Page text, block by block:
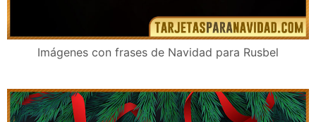
Imágenes con frases de Navidad para Rusbel